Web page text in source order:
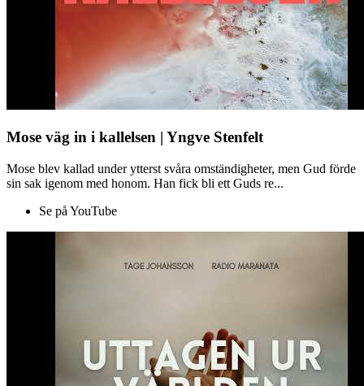
Mose väg in i kallelsen | Yngve Stenfelt
Mose blev kallad under ytterst svåra omständigheter, men Gud förde
sin sak igenom med honom. Han fick bli ett Guds re...
Se på YouTube